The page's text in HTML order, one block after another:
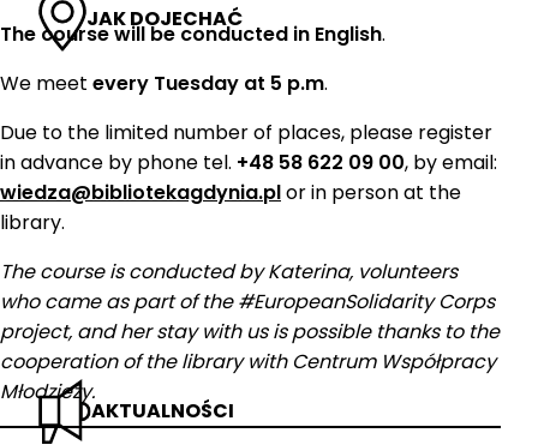
JAK DOJECHAĆ
AKTUALNOŚCI
The course will be conducted in English.
We meet every Tuesday at 5 p.m.
Due to the limited number of places, please register
in advance by phone tel. +48 58 622 09 00, by email:
wiedza@bibliotekagdynia.plor in person at the
library.
The course is conducted by Katerina, volunteers
who came as part of the #EuropeanSolidarity Corps
project, and her stay with us is possible thanks to the
cooperation of the library with Centrum Współpracy
Młodzieży.